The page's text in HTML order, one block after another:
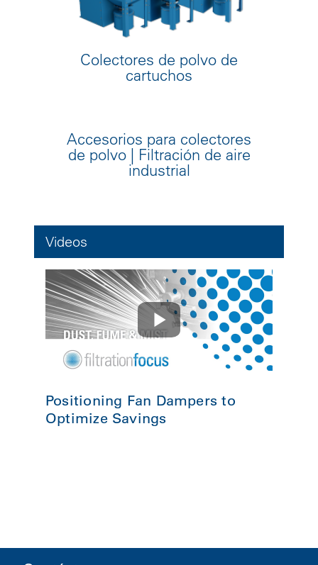
Colectores de polvo de
cartuchos
Accesorios para colectores
de polvo | Filtración de aire
industrial
Videos
Positioning Fan Dampers to
Optimize Savings